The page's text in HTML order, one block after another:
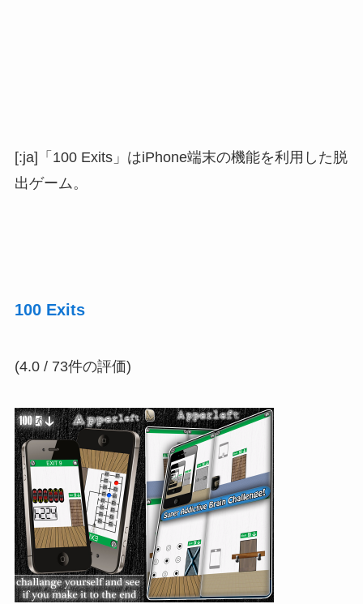
[:ja]「100 Exits」はiPhone端末の機能を利用した脱
出ゲーム。
100 Exits
(4.0 / 73件の評価)